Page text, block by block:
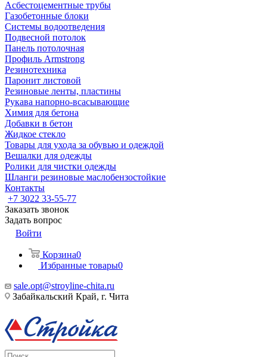
Асбестоцементные трубы
Газобетонные блоки
Системы водоотведения
Подвесной потолок
Панель потолочная
Профиль Armstrong
Резинотехника
Паронит листовой
Резиновые ленты, пластины
Рукава напорно-всасывающие
Химия для бетона
Добавки в бетон
Жидкое стекло
Товары для ухода за обувью и одеждой
Вешалки для одежды
Ролики для чистки одежды
Шланги резиновые маслобензостойкие
Контакты
+7 3022 33-55-77
Заказать звонок
Задать вопрос
Войти
Корзина0
Избранные товары0
sale.opt@stroyline-chita.ru
Забайкальский Край, г. Чита